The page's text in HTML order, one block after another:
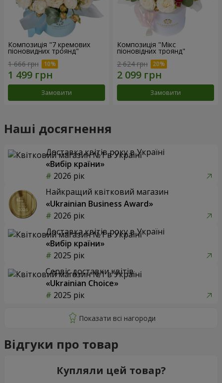
Композиція "7 кремових
піоновидних троянд"
1 666 грн
Замовити
Композиція "Мікс
піоновідних троянд"
2 624 грн
Замовити
Наші досягнення
Доставка квітів року в Україні
«Вибір країни»
2026 рік
Найкращий квітковий магазин
«Ukrainian Business Award»
2026 рік
Доставка квітів року в Україні
«Вибір країни»
2025 рік
Сервіс доставки квітів
«Ukrainian Choice»
2025 рік
Відгуки про товар
Купляли цей товар?